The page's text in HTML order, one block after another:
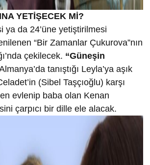
YETİŞECEK Mİ?
ya da 24’üne yetiştirilmesi
“Bir Zamanlar Çukurova”nın
çekilecek. “Güneşin
tanıştığı Leyla’ya aşık
(Sibel Taşçıoğlu) karşı
evlenip baba olan Kenan
çarpıcı bir dille ele alacak.